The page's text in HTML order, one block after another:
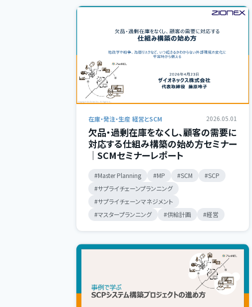
在庫・発注・生産 経営とSCM 2026.05.01
欠品・過剰在庫をなくし、顧客の需要に
対応する仕組み構築の始め方セミナー
｜SCMセミナーレポート
Master Planning MP SCM
SCP
サプライチェーンプランニング
サプライチェーンマネジメント
マスタープランニング
供給計画 経営